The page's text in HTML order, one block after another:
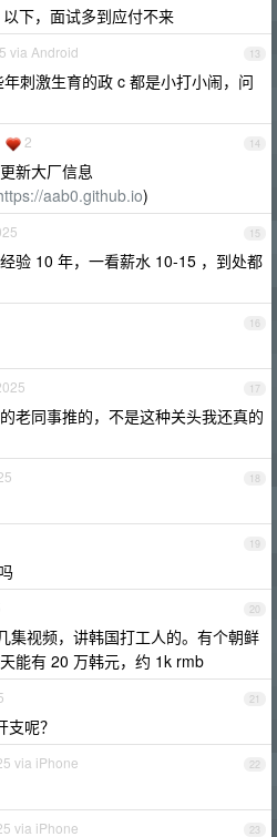
下，面试多到应付不来
13
via Android
刺激生育的政 c 都是小打小闹，问
14
2
新大厂信息
aab0.github.io)
15
验 10 年，一看薪水 10-15 ，到处都
16
17
老同事推的，不是这种关头我还真的
18
19
20
集视频，讲韩国打工人的。有个朝鲜
能有 20 万韩元，约 1k rmb
21
呢？
22
via iPhone
23
via iPhone